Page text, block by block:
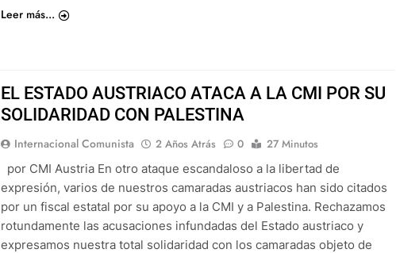
Leer más...
EL ESTADO AUSTRIACO ATACA A LA CMI POR SU
SOLIDARIDAD CON PALESTINA
Internacional Comunista 2 Años Atrás 0
27 Minutos
por CMI Austria En otro ataque escandaloso a la libertad de
expresión, varios de nuestros camaradas austriacos han sido citados
por un fiscal estatal por su apoyo a la CMI y a Palestina. Rechazamos
rotundamente las acusaciones infundadas del Estado austriaco y
expresamos nuestra total solidaridad con los camaradas objeto de